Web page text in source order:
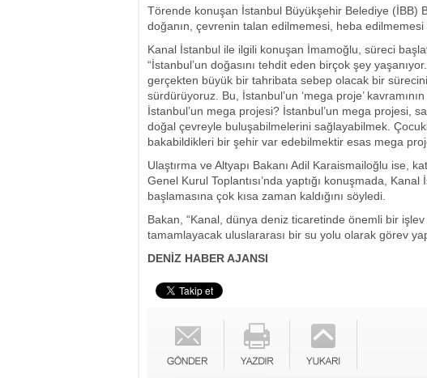
Törende konuşan İstanbul Büyükşehir Belediye (İBB)
doğanın, çevrenin talan edilmemesi, heba edilmemesi
Kanal İstanbul ile ilgili konuşan İmamoğlu, süreci
“İstanbul’un doğasını tehdit eden birçok şey
gerçekten büyük bir tahribata sebep olacak bir
sürdürüyoruz. Bu, İstanbul’un ‘mega proje’
İstanbul’un mega projesi? İstanbul’un mega projesi,
doğal çevreyle buluşabilmelerini sağlayabilmek.
bakabildikleri bir şehir var edebilmektir esas mega
Ulaştırma ve Altyapı Bakanı Adil Karaismailoğlu ise,
Genel Kurul Toplantısı’nda yaptığı konuşmada, Kanal
başlamasına çok kısa zaman kaldığını söyledi.
Bakan, “Kanal, dünya deniz ticaretinde önemli bir
tamamlayacak uluslararası bir su yolu olarak görev
DENİZ HABER AJANSI